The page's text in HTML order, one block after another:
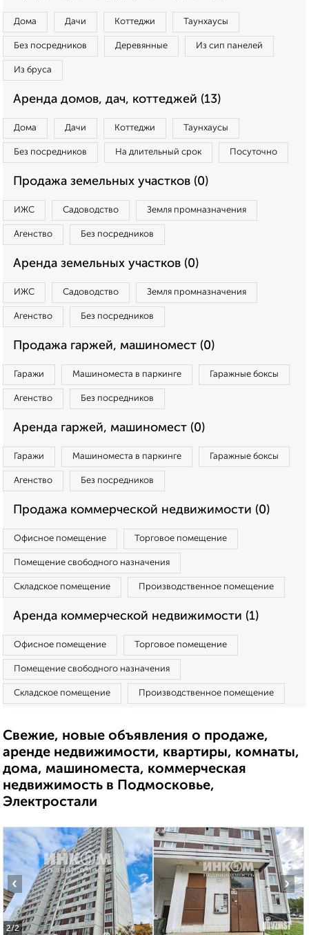
Дома Дачи Коттеджи Таунхаусы
Без посредников Деревянные Из сип панелей
Из бруса
Аренда домов, дач, коттеджей (13)
Дома Дачи Коттеджи Таунхаусы
Без посредников На длительный срок Посуточно
Продажа земельных участков (0)
ИЖС Садоводство Земля промназначения
Агенство Без посредников
Аренда земельных участков (0)
ИЖС Садоводство Земля промназначения
Агенство Без посредников
Продажа гаржей, машиномест (0)
Гаражи Машиноместа в паркинге Гаражные боксы
Агенство Без посредников
Аренда гаржей, машиномест (0)
Гаражи Машиноместа в паркинге Гаражные боксы
Агенство Без посредников
Продажа коммерческой недвижимости (0)
Офисное помещение Торговое помещение
Помещение свободного назначения
Складское помещение Производственное помещение
Аренда коммерческой недвижимости (1)
Офисное помещение Торговое помещение
Помещение свободного назначения
Складское помещение Производственное помещение
Свежие, новые объявления о продаже,
аренде недвижимости, квартиры, комнаты,
дома, машиноместа, коммерческая
недвижимость в Подмосковье,
Электростали
2/2
‹ ›